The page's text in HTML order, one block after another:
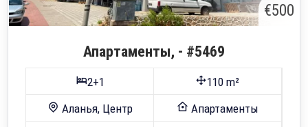
€500
Апартаменты, - #5469
2+1
110 m²
Аланья, Центр
Апартаменты